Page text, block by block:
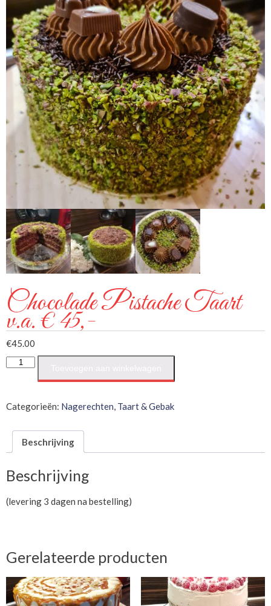
Chocolade Pistache Taart
v.a. € 45,-
€45.00
Categorieën: Nagerechten, Taart & Gebak
Beschrijving
Beschrijving
(levering 3 dagen na bestelling)
Gerelateerde producten